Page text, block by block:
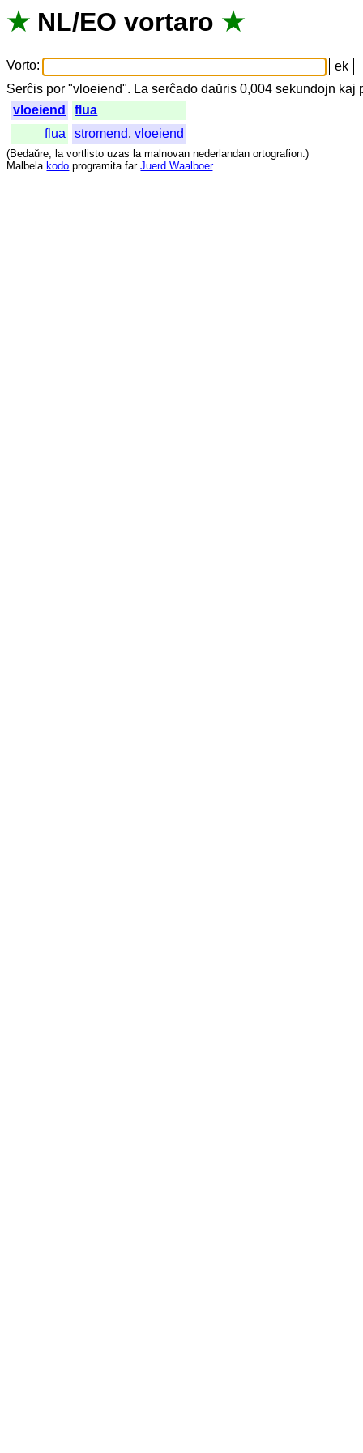
★ NL/EO vortaro ★
Vorto:
Serĉis por "vloeiend". La serĉado daŭris 0,004sekundojn kaj
vloeiend
flua
flua
stromend,vloeiend
(Bedaŭre, la vortlisto uzas la malnovan nederlandan ortografion.)
Malbela kodo programita far Juerd Waalboer.